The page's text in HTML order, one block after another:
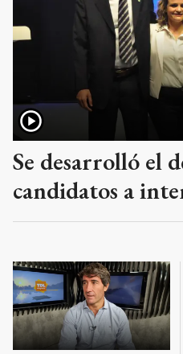
Se desarrolló el
candidatos a